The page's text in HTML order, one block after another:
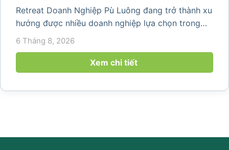
Retreat Doanh Nghiệp Pù Luông đang trở thành xu
hướng được nhiều doanh nghiệp lựa chọn trong
năm 2026 khi nhu cầu kết hợp nghỉ dưỡng, hội
họp và gắn kết đội ngũ ngày càng tăng. Không chỉ
mang đến khoảng thời gian thư giãn...
6 Tháng 8, 2026
Xem chi tiết